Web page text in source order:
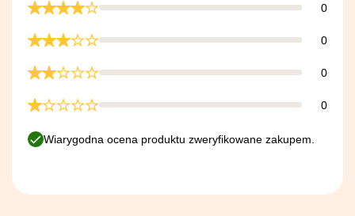
0
0
0
0
Wiarygodna ocena produktu zweryfikowane zakupem.